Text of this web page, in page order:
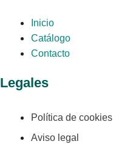
Inicio
Catálogo
Contacto
Legales
Política de cookies
Aviso legal